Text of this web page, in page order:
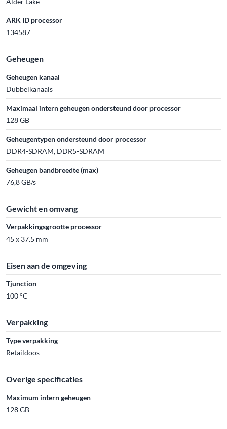
ARK ID processor
134587
Geheugen
Geheugen kanaal
Dubbelkanaals
Maximaal intern geheugen ondersteund door processor
128 GB
Geheugentypen ondersteund door processor
DDR4-SDRAM, DDR5-SDRAM
Geheugen bandbreedte (max)
76,8 GB/s
Gewicht en omvang
Verpakkingsgrootte processor
45 x 37.5 mm
Eisen aan de omgeving
Tjunction
100 °C
Verpakking
Type verpakking
Retaildoos
Overige specificaties
Maximum intern geheugen
128 GB